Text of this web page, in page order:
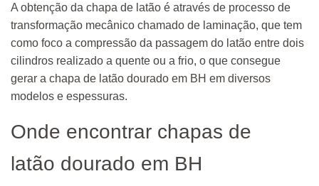
A obtenção da chapa de latão é através de processo de
transformação mecânico chamado de laminação, que tem
como foco a compressão da passagem do latão entre dois
cilindros realizado a quente ou a frio, o que consegue
gerar a chapa de latão dourado em BH em diversos
modelos e espessuras.
Onde encontrar chapas de
latão dourado em BH